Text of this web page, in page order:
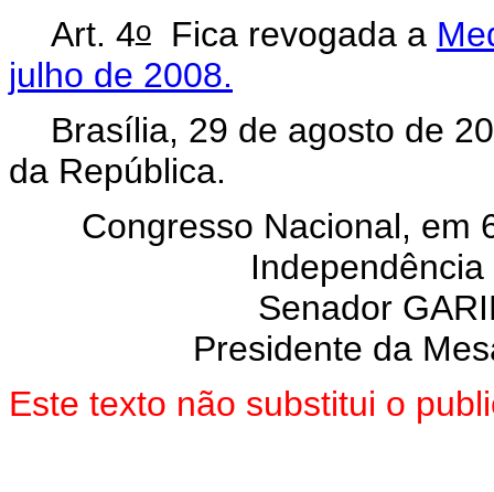
Art. 4oFica revogada a
julho de 2008.
Brasília, 29 de agosto de
da República.
Congresso Nacional, em
Senador
Presidente da
Este texto não substitui o